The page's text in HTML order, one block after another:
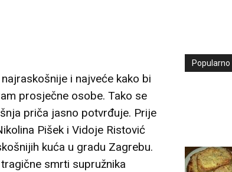
i najveće kako bi
prosječne osobe. Tako se
priča jasno potvrđuje. Prije
Pišek i Vidoje Ristović
kuća u gradu Zagrebu.
smrti supružnika
Popularno